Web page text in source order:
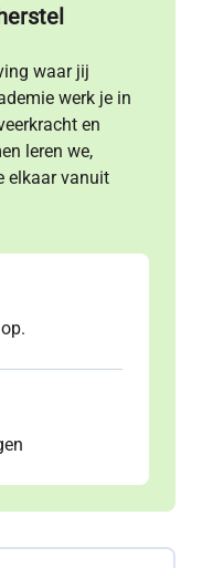
waar jij
werk je in
en
leren we,
elkaar vanuit